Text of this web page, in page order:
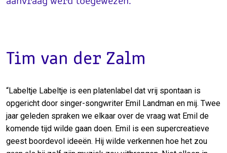
Tim van der Zalm
“Labeltje Labeltje is een platenlabel dat vrij spontaan is
opgericht door singer-songwriter Emil Landman en mij. Twee
jaar geleden spraken we elkaar over de vraag wat Emil de
komende tijd wilde gaan doen. Emil is een supercreatieve
geest boordevol ideeën. Hij wilde verkennen hoe het zou